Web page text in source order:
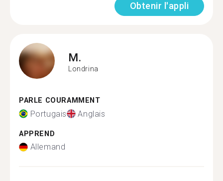
Obtenir l'appli
M.
Londrina
PARLE COURAMMENT
Portugais Anglais
APPREND
Allemand